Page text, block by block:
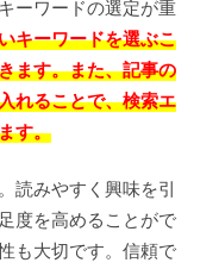
ーワードの選定が重
キーワードを選ぶこ
ます。また、記事の
れることで、検索エ
す。
読みやすく興味を引
度を高めることがで
も大切です。信頼で